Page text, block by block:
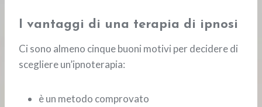
I vantaggi di una terapia di ipnosi
Ci sono almeno cinque buoni motivi per decidere di
scegliere un’ipnoterapia:
è un metodo comprovato